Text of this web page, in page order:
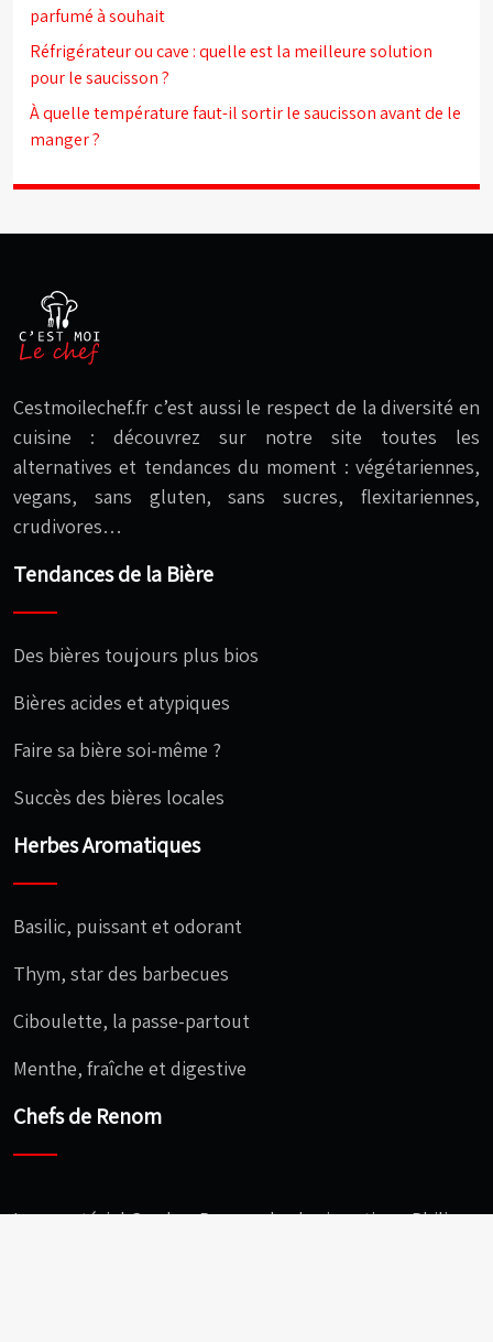
parfumé à souhait
Réfrigérateur ou cave : quelle est la meilleure solution
pour le saucisson ?
À quelle température faut-il sortir le saucisson avant de le
manger ?
Cestmoilechef.fr c’est aussi le respect de la diversité en
cuisine : découvrez sur notre site toutes les
alternatives et tendances du moment : végétariennes,
vegans, sans gluten, sans sucres, flexitariennes,
crudivores…
Tendances de la Bière
Des bières toujours plus bios
Bières acides et atypiques
Faire sa bière soi-même ?
Succès des bières locales
Herbes Aromatiques
Basilic, puissant et odorant
Thym, star des barbecues
Ciboulette, la passe-partout
Menthe, fraîche et digestive
Chefs de Renom
Le caractériel Gordon Ramsay, le charismatique Philippe